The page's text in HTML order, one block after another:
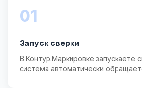
01
Запуск сверки
В Контур.Маркировке запускаете
система автоматически